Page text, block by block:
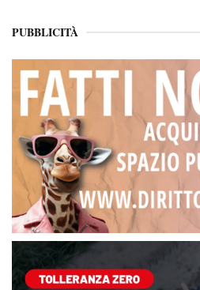
PUBBLICITÀ